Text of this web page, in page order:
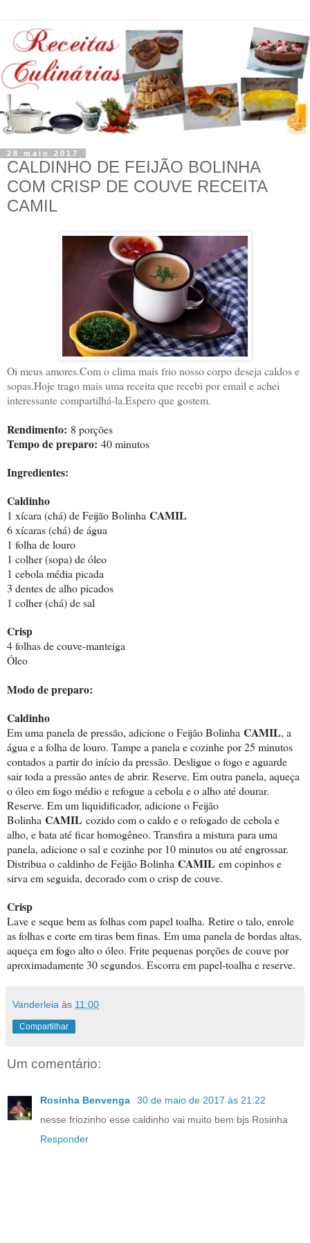
28 maio 2017
CALDINHO DE FEIJÃO BOLINHA
COM CRISP DE COUVE RECEITA
CAMIL
Oi meus amores.Com o clima mais frio nosso corpo deseja caldos e
sopas.Hoje trago mais uma receita que recebi por email e achei
interessante compartilhá-la.Espero que gostem.
Rendimento: 8 porções
Tempo de preparo: 40 minutos
Ingredientes:
Caldinho
1 xícara (chá) de Feijão Bolinha CAMIL
6 xícaras (chá) de água
1 folha de louro
1 colher (sopa) de óleo
1 cebola média picada
3 dentes de alho picados
1 colher (chá) de sal
Crisp
4 folhas de couve-manteiga
Óleo
Modo de preparo:
Caldinho
Em uma panela de pressão, adicione o Feijão Bolinha CAMIL, a
água e a folha de louro. Tampe a panela e cozinhe por 25 minutos
contados a partir do início da pressão. Desligue o fogo e aguarde
sair toda a pressão antes de abrir. Reserve. Em outra panela, aqueça
o óleo em fogo médio e refogue a cebola e o alho até dourar.
Reserve. Em um liquidificador, adicione o Feijão
Bolinha CAMIL cozido com o caldo e o refogado de cebola e
alho, e bata até ficar homogêneo. Transfira a mistura para uma
panela, adicione o sal e cozinhe por 10 minutos ou até engrossar.
Distribua o caldinho de Feijão Bolinha CAMIL em copinhos e
sirva em seguida, decorado com o crisp de couve.
Crisp
Lave e seque bem as folhas com papel toalha. Retire o talo, enrole
as folhas e corte em tiras bem finas. Em uma panela de bordas altas,
aqueça em fogo alto o óleo. Frite pequenas porções de couve por
aproximadamente 30 segundos. Escorra em papel-toalha e reserve.
Vanderleia às 11:00
Compartilhar
Um comentário:
Rosinha Benvenga
30 de maio de 2017 às 21:22
nesse friozinho esse caldinho vai muito bem bjs Rosinha
Responder